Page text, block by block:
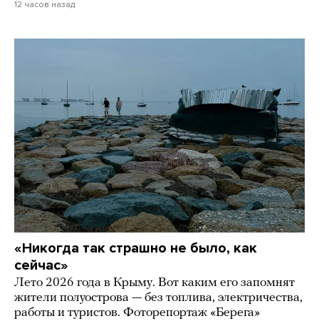
12 часов назад
«Никогда так страшно не было, как
сейчас»
Лето 2026 года в Крыму. Вот каким его запомнят
жители полуострова — без топлива, электричества,
работы и туристов. Фоторепортаж «Берега»